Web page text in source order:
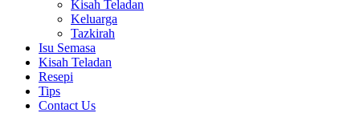
Kisah Teladan
Keluarga
Tazkirah
Isu Semasa
Kisah Teladan
Resepi
Tips
Contact Us